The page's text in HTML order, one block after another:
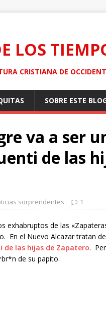
LOS
CRISTIANA DE
SOBRE ESTE
va a ser
de las
sorprendentes 1
exhabruptos de las
En el Nuevo Alcazar tratan
de las hijas de Zapatero.
de su papito.